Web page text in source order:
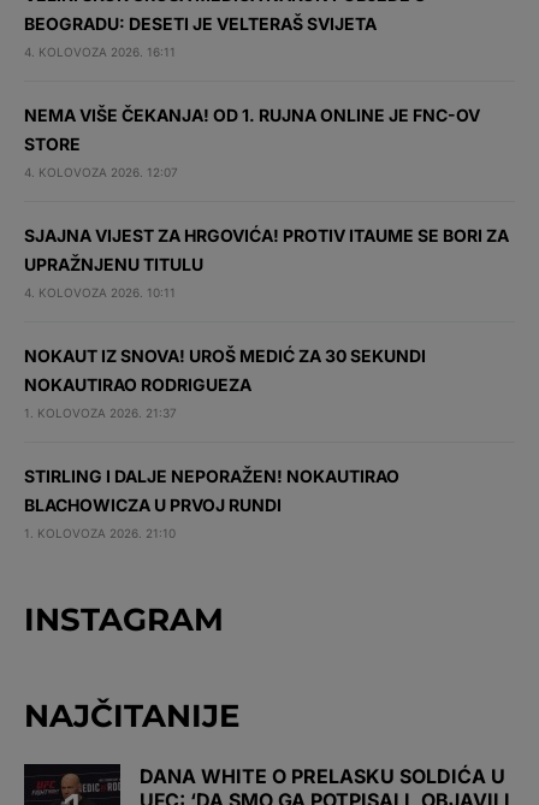
BEOGRADU: DESETI JE VELTERAŠ SVIJETA
4. KOLOVOZA 2026. 16:11
NEMA VIŠE ČEKANJA! OD 1. RUJNA ONLINE JE FNC-OV
STORE
4. KOLOVOZA 2026. 12:07
SJAJNA VIJEST ZA HRGOVIĆA! PROTIV ITAUME SE BORI ZA
UPRAŽNJENU TITULU
4. KOLOVOZA 2026. 10:11
NOKAUT IZ SNOVA! UROŠ MEDIĆ ZA 30 SEKUNDI
NOKAUTIRAO RODRIGUEZA
1. KOLOVOZA 2026. 21:37
STIRLING I DALJE NEPORAŽEN! NOKAUTIRAO
BLACHOWICZA U PRVOJ RUNDI
1. KOLOVOZA 2026. 21:10
INSTAGRAM
NAJČITANIJE
DANA WHITE O PRELASKU SOLDIĆA U
UFC: ‘DA SMO GA POTPISALI, OBJAVILI